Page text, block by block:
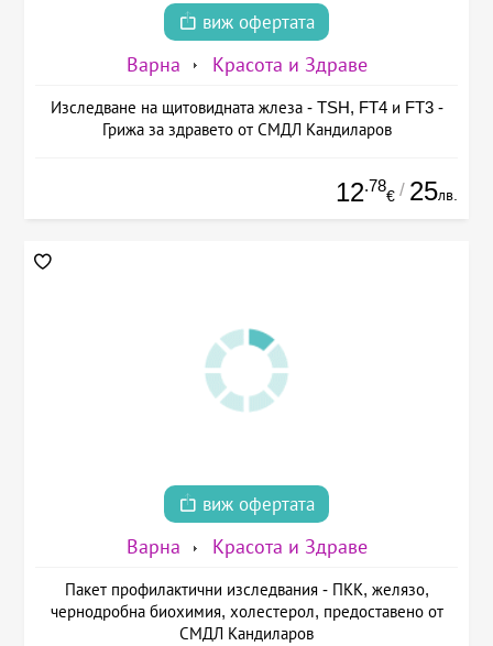
виж офертата
Варна Красота и Здраве
Изследване на щитовидната жлеза - TSH, FT4 и FT3 -
Грижа за здравето от СМДЛ Кандиларов
12.78
€ / 25лв.
виж офертата
Варна Красота и Здраве
Пакет профилактични изследвания - ПКК, желязо,
чернодробна биохимия, холестерол, предоставено от
СМДЛ Кандиларов